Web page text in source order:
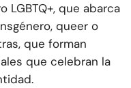
que abarca
queer o
que forman
que celebran la